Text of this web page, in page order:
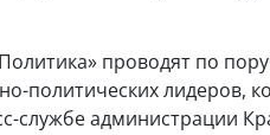
проводят по
политических лидеров,
службе администрации